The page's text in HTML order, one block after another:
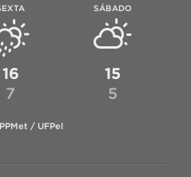
16
7
SÁBADO
15
5
/ UFPel